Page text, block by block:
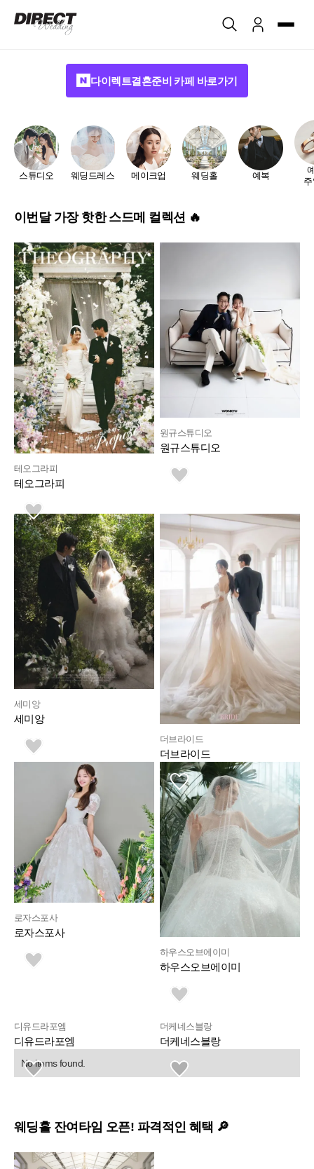
다이렉트결혼준비 카페 바로가기
스튜디오 웨딩드레스 메이크업 웨딩홀 예복
이번달 가장 핫한 스드메 컬렉션 🔥
테오그라피
테오그라피
원규스튜디오
원규스튜디오
세미앙
세미앙
더브라이드
더브라이드
로자스포사
로자스포사
하우스오브에이미
하우스오브에이미
디유드라포엠
디유드라포엠
더케네스블랑
더케네스블랑
No items found.
웨딩홀 잔여타임 오픈! 파격적인 혜택 🔎